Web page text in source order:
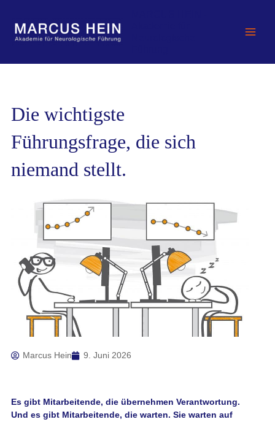
springen
Die wichtigste
Führungsfrage, die sich
niemand stellt.
Marcus Hein 9. Juni 2026
Es gibt Mitarbeitende, die übernehmen Verantwortung.
Und es gibt Mitarbeitende, die warten. Sie warten auf